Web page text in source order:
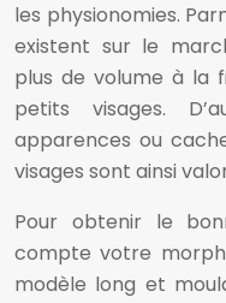
les physionomies.
existent sur le
plus de volume à la
petits visages.
apparences ou
visages sont ainsi
Pour obtenir le
compte votre
modèle long et